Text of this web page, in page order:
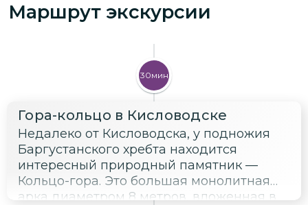
Маршрут экскурсии
30мин
Гора-кольцо в Кисловодске
Недалеко от Кисловодска, у подножия
Баргустанского хребта находится
интересный природный памятник —
Кольцо-гора. Это большая монолитная
арка диаметром 8 метров, вложенная в